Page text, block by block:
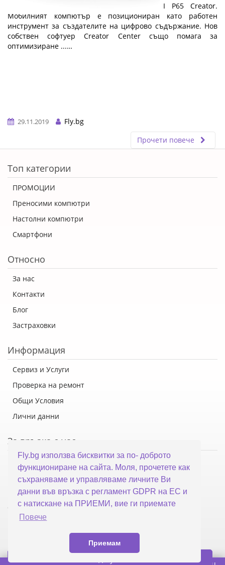
Fly.bg използва бисквитки за по- доброто
функциониране на сайта. Моля, прочетете как
съхраняваме и управляваме личните Ви
данни във връзка с регламент GDPR на ЕС и
с натискане на ПРИЕМИ, вие ги приемате
Повече
Приемам
Представяме ви елегантния лаптоп MSI P65 Creator.
Мобилният компютър е позициониран като работен
инструмент за създателите на цифрово съдържание. Нов
собствен софтуер Creator Center също помага за
оптимизиране ...…
29.11.2019
Fly.bg
Прочети повече
Топ категории
ПРОМОЦИИ
Преносими компютри
Настолни компютри
Смартфони
Относно
За нас
Контакти
Блог
Застраховки
Информация
Сервиз и Услуги
Проверка на ремонт
Общи Условия
Лични данни
За връзка с нас
Флай Систем ООД
гр. Варна, ул. Каймакчалан 10А
тел: 052 321 321
office@fly.bg